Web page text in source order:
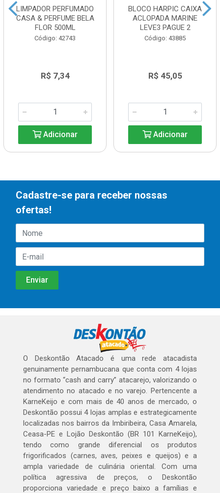
LIMPADOR PERFUMADO
CASA & PERFUME BELA
FLOR 500ML
Código: 42743
R$ 7,34
Adicionar
BLOCO HARPIC CAIXA
ACLOPADA MARINE
LEVE3 PAGUE 2
Código: 43885
R$ 45,05
Adicionar
Cadastre-se para receber nossas
ofertas!
O Deskontão Atacado é uma rede atacadista
genuinamente pernambucana que conta com 4 lojas
no formato “cash and carry” atacarejo, valorizando o
atendimento no atacado e no varejo. Pertencente a
KarneKeijo e com mais de 40 anos de mercado, o
Deskontão possui 4 lojas amplas e estrategicamente
localizadas nos bairros da Imbiribeira, Casa Amarela,
Ceasa-PE e Lojão Deskontão (BR 101 KarneKeijo),
tendo como grande diferencial os produtos
frigorificados (carnes, aves, peixes e queijos) e a
ampla variedade de culinária oriental. Com uma
política agressiva de preços, o Deskontão
proporciona variedade e preço baixo a famílias e